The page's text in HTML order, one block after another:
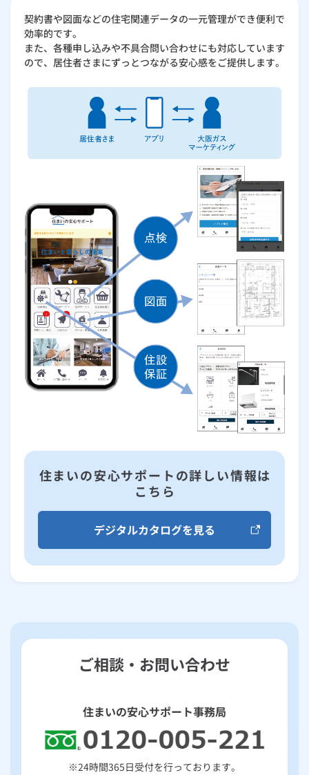
契約書や図面などの住宅関連データの一元管理ができ便利で
効率的です。
また、各種申し込みや不具合問い合わせにも対応しています
ので、居住者さまにずっとつながる安心感をご提供します。
住まいの安心サポートの詳しい情報は
こちら
デジタルカタログを見る
ご相談・お問い合わせ
住まいの安心サポート事務局
※24時間365日受付を行っております。